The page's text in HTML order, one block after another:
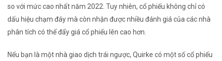
so với mức cao nhất năm 2022. Tuy nhiên, cổ phiếu không chỉ có
dấu hiệu chạm đáy mà còn nhận được nhiều đánh giá của các nhà
phân tích có thể đẩy giá cổ phiếu lên cao hơn.
Nếu bạn là một nhà giao dịch trái ngược, Quirke có một số cổ phiếu